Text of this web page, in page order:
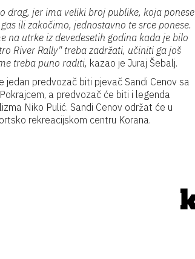
drag, jer ima veliki broj publike, koja ponese
ili zakočimo, jednostavno te srce ponese.
na utrke iz devedesetih godina kada je bilo
River Rally" treba zadržati, učiniti ga još
treba puno raditi, kazao je Juraj Šebalj.
jedan predvozač biti pjevač Sandi Cenov sa
a predvozač će biti i legenda
Niko Pulić. Sandi Cenov održat će u
rekreacijskom centru Korana.